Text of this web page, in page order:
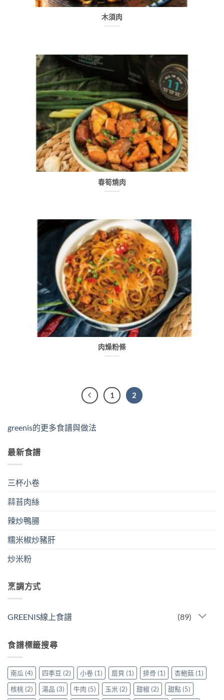
木須肉
春筍燒肉
肉燥粉條
1 2
greenis的更多食譜與做法
最新食譜
三杯小卷
蒜苔肉絲
辣炒鴨腸
糯米椒炒豬肝
炒米粉
烹調方式
GREENIS線上食譜 (89)
食譜標籤搜尋
南瓜 (4) 四季豆 (2) 小卷 (1) 扇貝 (1) 排骨 (1) 杏鮑菇 (1)
核桃 (2) 湯品 (3) 牛肉 (5) 玉米 (2) 甜椒 (2) 甜點 (5)